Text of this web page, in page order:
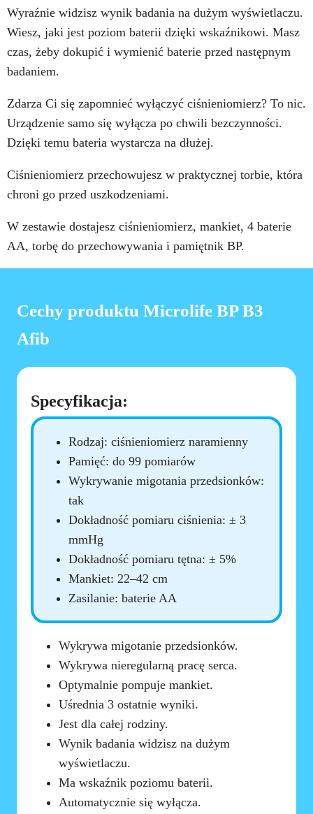
Wyraźnie widzisz wynik badania na dużym wyświetlaczu.
Wiesz, jaki jest poziom baterii dzięki wskaźnikowi. Masz
czas, żeby dokupić i wymienić baterie przed następnym
badaniem.
Zdarza Ci się zapomnieć wyłączyć ciśnieniomierz? To nic.
Urządzenie samo się wyłącza po chwili bezczynności.
Dzięki temu bateria wystarcza na dłużej.
Ciśnieniomierz przechowujesz w praktycznej torbie, która
chroni go przed uszkodzeniami.
W zestawie dostajesz ciśnieniomierz, mankiet, 4 baterie
AA, torbę do przechowywania i pamiętnik BP.
Cechy produktu Microlife BP B3
Afib
Specyfikacja:
Rodzaj: ciśnieniomierz naramienny
Pamięć: do 99 pomiarów
Wykrywanie migotania przedsionków:
tak
Dokładność pomiaru ciśnienia: ± 3
mmHg
Dokładność pomiaru tętna: ± 5%
Mankiet: 22–42 cm
Zasilanie: baterie AA
Wykrywa migotanie przedsionków.
Wykrywa nieregularną pracę serca.
Optymalnie pompuje mankiet.
Uśrednia 3 ostatnie wyniki.
Jest dla całej rodziny.
Wynik badania widzisz na dużym
wyświetlaczu.
Ma wskaźnik poziomu baterii.
Automatycznie się wyłącza.